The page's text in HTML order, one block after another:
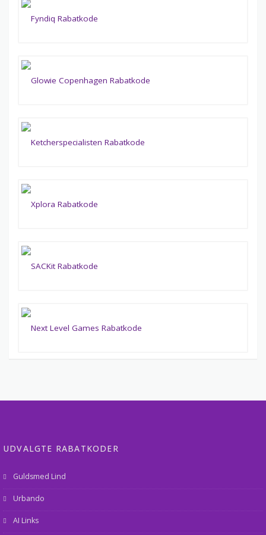
UDVALGTE RABATKODER
Guldsmed Lind
Urbando
AI Links